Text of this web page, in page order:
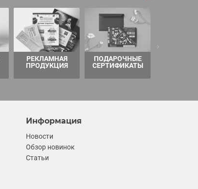
РЕКЛАМНАЯ
ПРОДУКЦИЯ
ПОДАРОЧНЫЕ
СЕРТИФИКАТЫ
Информация
Новости
Обзор новинок
Статьи